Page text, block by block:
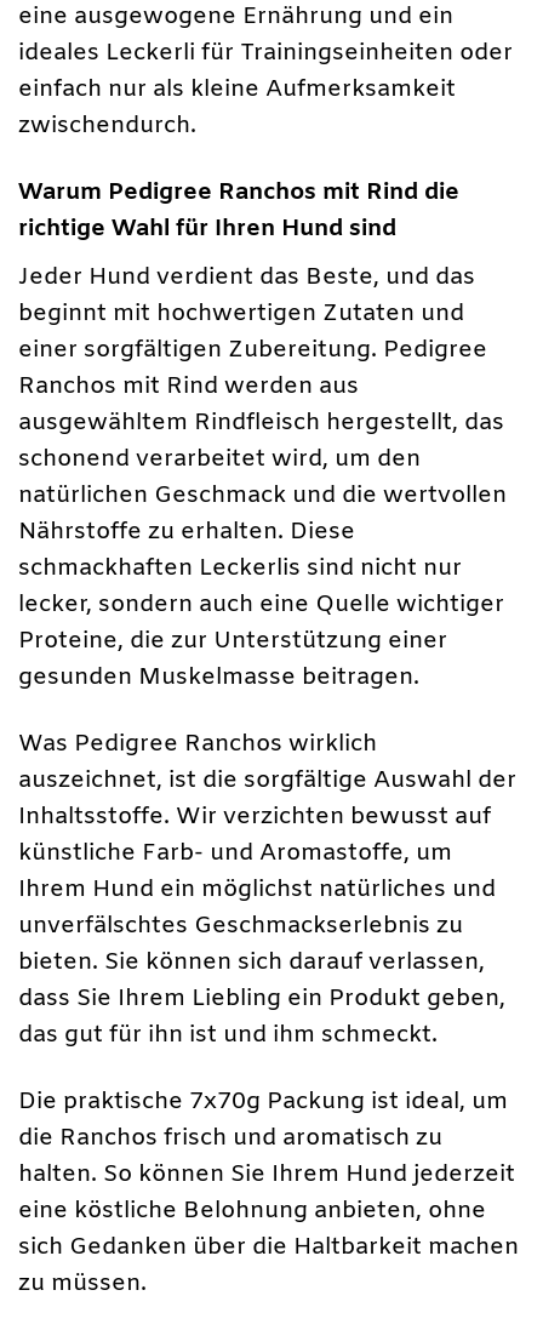
eine ausgewogene Ernährung und ein
ideales Leckerli für Trainingseinheiten oder
einfach nur als kleine Aufmerksamkeit
zwischendurch.
Warum Pedigree Ranchos mit Rind die
richtige Wahl für Ihren Hund sind
Jeder Hund verdient das Beste, und das
beginnt mit hochwertigen Zutaten und
einer sorgfältigen Zubereitung. Pedigree
Ranchos mit Rind werden aus
ausgewähltem Rindfleisch hergestellt, das
schonend verarbeitet wird, um den
natürlichen Geschmack und die wertvollen
Nährstoffe zu erhalten. Diese
schmackhaften Leckerlis sind nicht nur
lecker, sondern auch eine Quelle wichtiger
Proteine, die zur Unterstützung einer
gesunden Muskelmasse beitragen.
Was Pedigree Ranchos wirklich
auszeichnet, ist die sorgfältige Auswahl der
Inhaltsstoffe. Wir verzichten bewusst auf
künstliche Farb- und Aromastoffe, um
Ihrem Hund ein möglichst natürliches und
unverfälschtes Geschmackserlebnis zu
bieten. Sie können sich darauf verlassen,
dass Sie Ihrem Liebling ein Produkt geben,
das gut für ihn ist und ihm schmeckt.
Die praktische 7x70g Packung ist ideal, um
die Ranchos frisch und aromatisch zu
halten. So können Sie Ihrem Hund jederzeit
eine köstliche Belohnung anbieten, ohne
sich Gedanken über die Haltbarkeit machen
zu müssen.